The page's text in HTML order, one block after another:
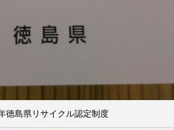
徳島県リサイクル認定制度